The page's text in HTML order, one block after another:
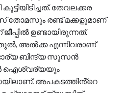
തേവലക്കര
തോമസും രണ്ട് മക്കളുമാണ്
ഉണ്ടായിരുന്നത്.
അൽക്ക എന്നിവരാണ്
ഭാര്യ ബിന്ദ്യ സൂസൻ
ഐശ്വര്യയും
അപകടത്തിൻ്റെ